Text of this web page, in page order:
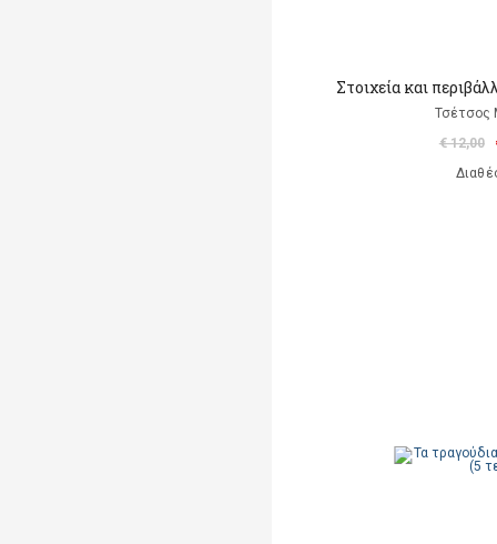
Στοιχεία και
Τσέτσος
€ 12,00